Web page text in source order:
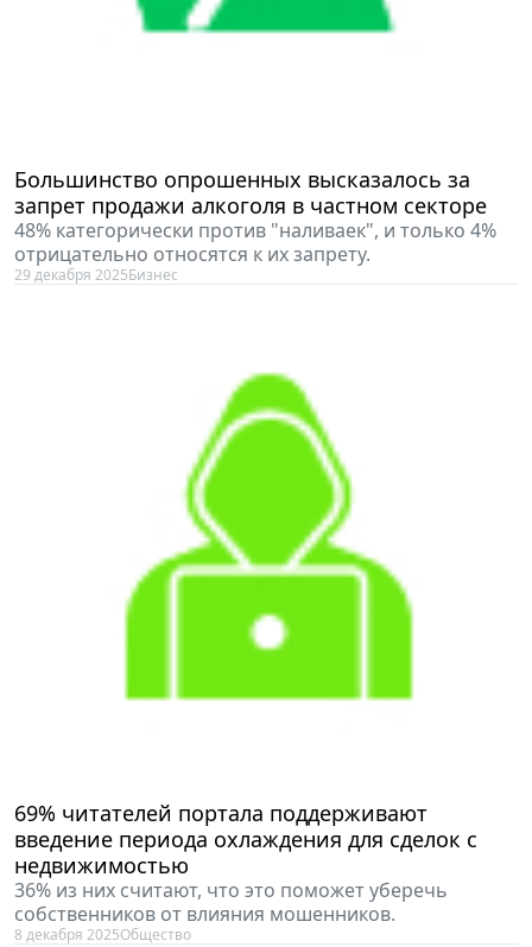
Большинство опрошенных высказалось за
запрет продажи алкоголя в частном секторе
48% категорически против "наливаек", и только 4%
отрицательно относятся к их запрету.
29 декабря 2025Бизнес
69% читателей портала поддерживают
введение периода охлаждения для сделок с
недвижимостью
36% из них считают, что это поможет уберечь
собственников от влияния мошенников.
8 декабря 2025Общество